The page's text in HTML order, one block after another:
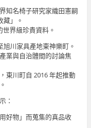
知名椅子研究家織田憲嗣
藏」。
界級珍貴資料。
川家具產地東神樂町。
業與自治體間的討論焦
東川町自 2016 年起推動
：
好物」而蒐集的真品收